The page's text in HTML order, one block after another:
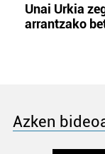
Unai Urkia
arrantzako
Azken